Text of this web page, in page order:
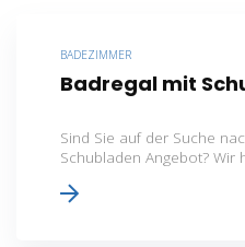
BADEZIMMER
Badregal mit
Sind Sie auf der Suche
Schubladen Angebot? Wir